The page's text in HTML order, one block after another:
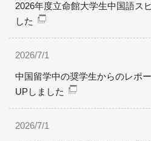
2026年度立命館大学生中国語ス
した
2026/7/1
中国留学中の奨学生からのレポ
UPしました
2026/7/1